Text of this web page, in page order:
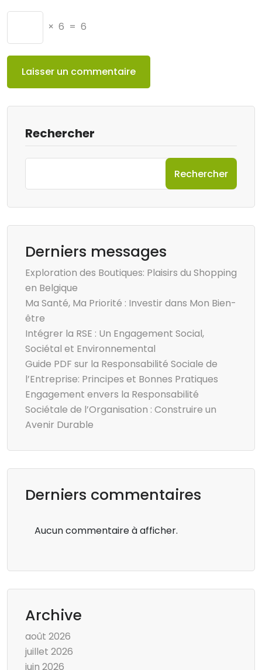
× 6 = 6
Rechercher
Rechercher
Derniers messages
Exploration des Boutiques: Plaisirs du Shopping
en Belgique
Ma Santé, Ma Priorité : Investir dans Mon Bien-
être
Intégrer la RSE : Un Engagement Social,
Sociétal et Environnemental
Guide PDF sur la Responsabilité Sociale de
l’Entreprise: Principes et Bonnes Pratiques
Engagement envers la Responsabilité
Sociétale de l’Organisation : Construire un
Avenir Durable
Derniers commentaires
Aucun commentaire à afficher.
Archive
août 2026
juillet 2026
juin 2026